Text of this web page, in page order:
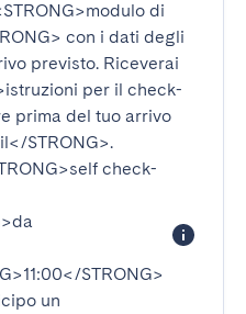
di
con i dati degli
previsto. Riceverai
per il check-
prima del tuo arrivo
STRONG>.
check-
STRONG>
un